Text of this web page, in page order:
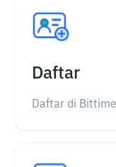
Daftar
Daftar di